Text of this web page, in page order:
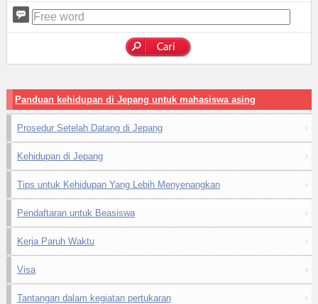
Panduan kehidupan di Jepang untuk mahasiswa asing
Prosedur Setelah Datang di Jepang
Kehidupan di Jepang
Tips untuk Kehidupan Yang Lebih Menyenangkan
Pendaftaran untuk Beasiswa
Kerja Paruh Waktu
Visa
Tantangan dalam kegiatan pertukaran